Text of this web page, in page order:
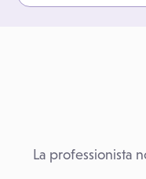
La professionista